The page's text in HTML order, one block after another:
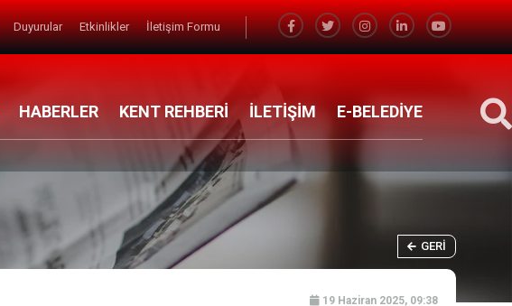
Duyurular Etkinlikler İletişim Formu
HABERLER KENT REHBERİ İLETİŞİM E-BELEDİYE
GERI
19 Haziran 2025, 09:38